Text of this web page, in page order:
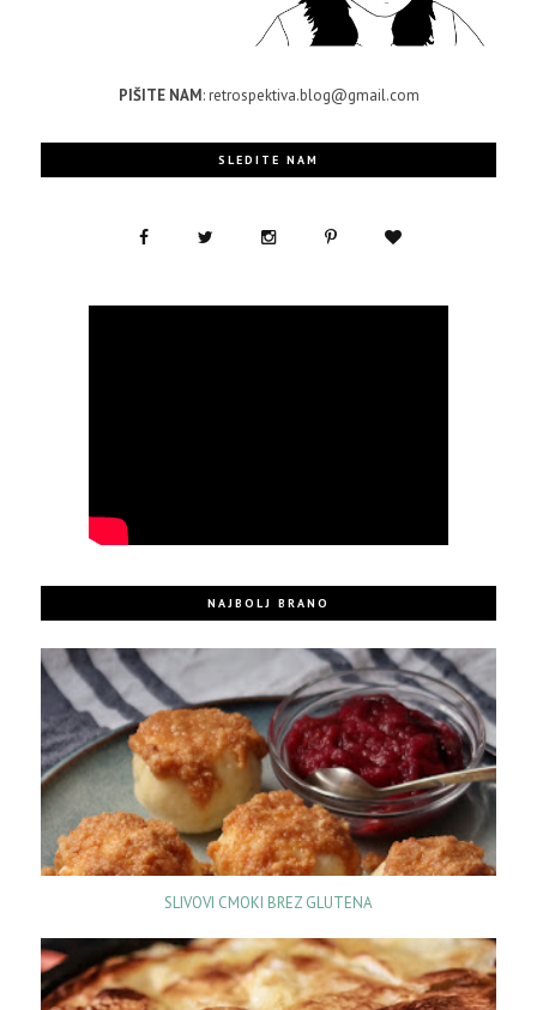
PIŠITE NAM: retrospektiva.blog@gmail.com
SLEDITE NAM
NAJBOLJ BRANO
SLIVOVI CMOKI BREZ GLUTENA